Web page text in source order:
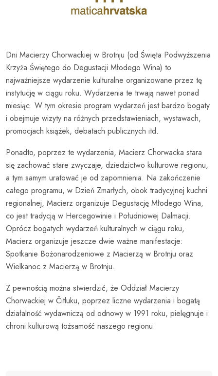
Dni Macierzy Chorwackiej w Brotnju (od Święta Podwyższenia
Krzyża Świętego do Degustacji Młodego Wina) to
najważniejsze wydarzenie kulturalne organizowane przez tę
instytucję w ciągu roku. Wydarzenia te trwają nawet ponad
miesiąc. W tym okresie program wydarzeń jest bardzo bogaty
i obejmuje wizyty na różnych przedstawieniach, wystawach,
promocjach książek, debatach publicznych itd.
Ponadto, poprzez te wydarzenia, Macierz Chorwacka stara
się zachować stare zwyczaje, dziedzictwo kulturowe regionu,
a tym samym uratować je od zapomnienia. Na zakończenie
całego programu, w Dzień Zmarłych, obok tradycyjnej kuchni
regionalnej, Macierz organizuje Degustację Młodego Wina,
co jest tradycją w Hercegowinie i Południowej Dalmacji.
Oprócz bogatych wydarzeń kulturalnych w ciągu roku,
Macierz organizuje jeszcze dwie ważne manifestacje:
Spotkanie Bożonarodzeniowe z Macierzą w Brotnju oraz
Wielkanoc z Macierzą w Brotnju.
Z pewnością można stwierdzić, że Oddział Macierzy
Chorwackiej w Čitluku, poprzez liczne wydarzenia i bogatą
działalność wydawniczą od odnowy w 1991 roku, pielęgnuje i
chroni kulturową tożsamość naszego regionu.